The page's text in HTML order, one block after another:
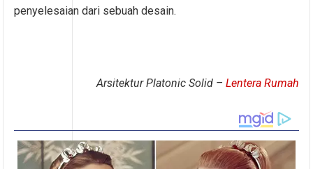
penyelesaian dari sebuah desain.
Arsitektur Platonic Solid – Lentera Rumah